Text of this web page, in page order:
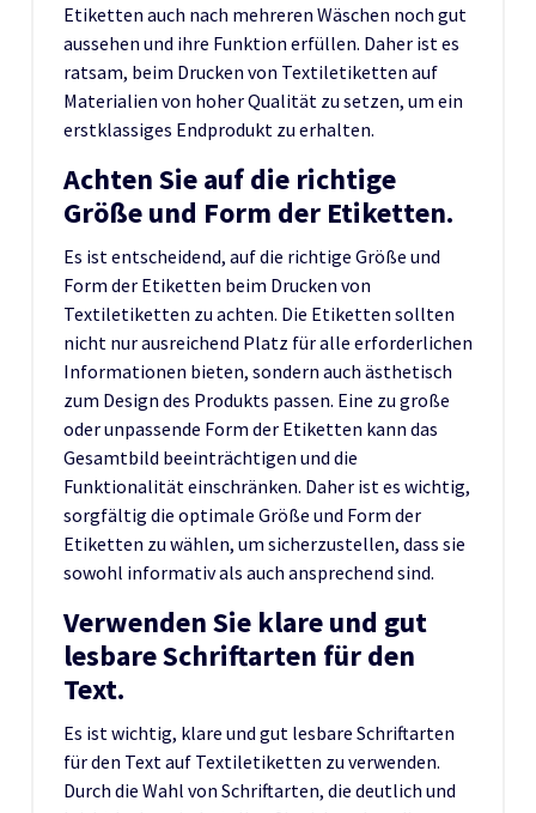
Etiketten auch nach mehreren Wäschen noch gut
aussehen und ihre Funktion erfüllen. Daher ist es
ratsam, beim Drucken von Textiletiketten auf
Materialien von hoher Qualität zu setzen, um ein
erstklassiges Endprodukt zu erhalten.
Achten Sie auf die richtige
Größe und Form der Etiketten.
Es ist entscheidend, auf die richtige Größe und
Form der Etiketten beim Drucken von
Textiletiketten zu achten. Die Etiketten sollten
nicht nur ausreichend Platz für alle erforderlichen
Informationen bieten, sondern auch ästhetisch
zum Design des Produkts passen. Eine zu große
oder unpassende Form der Etiketten kann das
Gesamtbild beeinträchtigen und die
Funktionalität einschränken. Daher ist es wichtig,
sorgfältig die optimale Größe und Form der
Etiketten zu wählen, um sicherzustellen, dass sie
sowohl informativ als auch ansprechend sind.
Verwenden Sie klare und gut
lesbare Schriftarten für den
Text.
Es ist wichtig, klare und gut lesbare Schriftarten
für den Text auf Textiletiketten zu verwenden.
Durch die Wahl von Schriftarten, die deutlich und